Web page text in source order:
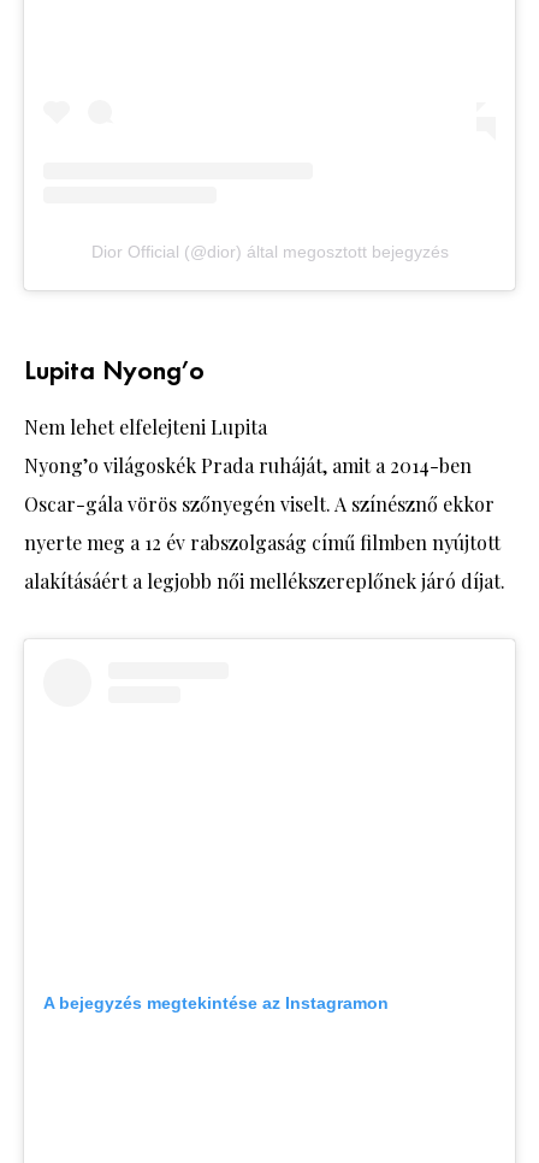
Dior Official (@dior) által megosztott bejegyzés
Lupita Nyong’o
Nem lehet elfelejteni Lupita
Nyong’o világoskék Prada ruháját, amit a 2014-ben
Oscar-gála vörös szőnyegén viselt. A színésznő ekkor
nyerte meg a 12 év rabszolgaság című filmben nyújtott
alakításáért a legjobb női mellékszereplőnek járó díjat.
A bejegyzés megtekintése az Instagramon